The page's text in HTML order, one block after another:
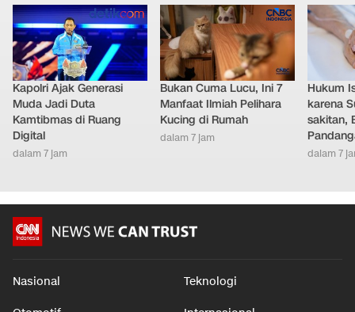
Kapolri Ajak Generasi
Muda Jadi Duta
Kamtibmas di Ruang
Digital
dalam 7 jam
Bukan Cuma Lucu, Ini 7
Manfaat Ilmiah Pelihara
Kucing di Rumah
dalam 7 jam
Hukum
karena
sakitan,
dalam 7
Nasional Teknologi